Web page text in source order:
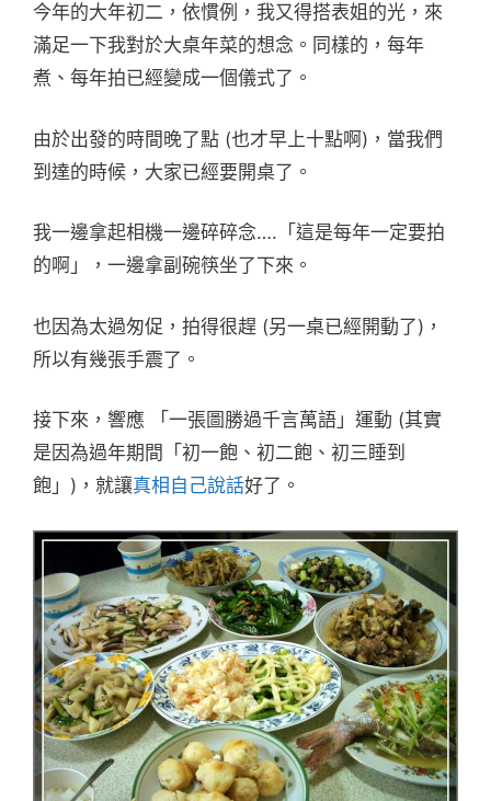
今年的大年初二，依慣例，我又得搭表姐的光，來
滿足一下我對於大桌年菜的想念。同樣的，每年
煮、每年拍已經變成一個儀式了。
由於出發的時間晚了點 (也才早上十點啊)，當我們
到達的時候，大家已經要開桌了。
我一邊拿起相機一邊碎碎念….「這是每年一定要拍
的啊」，一邊拿副碗筷坐了下來。
也因為太過匆促，拍得很趕 (另一桌已經開動了)，
所以有幾張手震了。
接下來，響應 「一張圖勝過千言萬語」運動 (其實
是因為過年期間「初一飽、初二飽、初三睡到
飽」)，就讓真相自己說話好了。